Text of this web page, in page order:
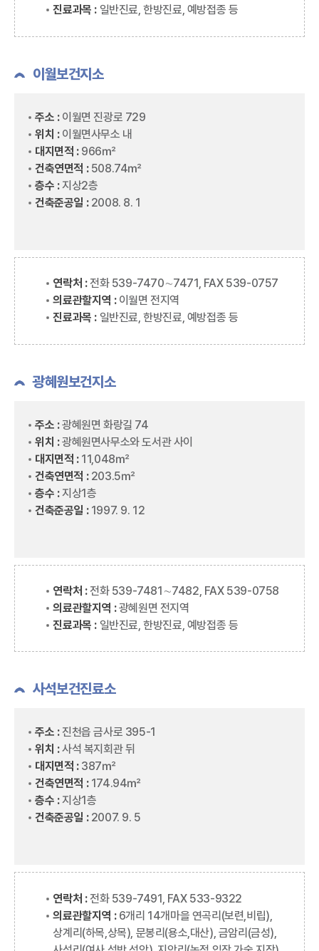
진료과목 : 일반진료, 한방진료, 예방접종 등
이월보건지소
주소 : 이월면 진광로 729
위치 : 이월면사무소 내
대지면적 : 966㎡
건축연면적 : 508.74㎡
층수 :지상2층
건축준공일 : 2008. 8. 1
연락처 :전화 539-7470∼7471, FAX 539-0757
의료관할지역 : 이월면 전지역
진료과목 : 일반진료, 한방진료, 예방접종 등
광혜원보건지소
주소 :광혜원면 화랑길 74
위치 :광혜원면사무소와 도서관 사이
대지면적 : 11,048㎡
건축연면적 : 203.5㎡
층수 :지상1층
건축준공일 : 1997. 9. 12
연락처 :전화 539-7481∼7482, FAX 539-0758
의료관할지역 :광혜원면 전지역
진료과목 : 일반진료, 한방진료, 예방접종 등
사석보건진료소
주소 : 진천읍 금사로 395-1
위치 :사석 복지회관 뒤
대지면적 : 387㎡
건축연면적 : 174.94㎡
층수 :지상1층
건축준공일 : 2007. 9. 5
연락처 :전화 539-7491, FAX 533-9322
의료관할지역 : 6개리 14개마을 연곡리(보련,비립),
상계리(하목,상목), 문봉리(용소,대산), 금암리(금성),